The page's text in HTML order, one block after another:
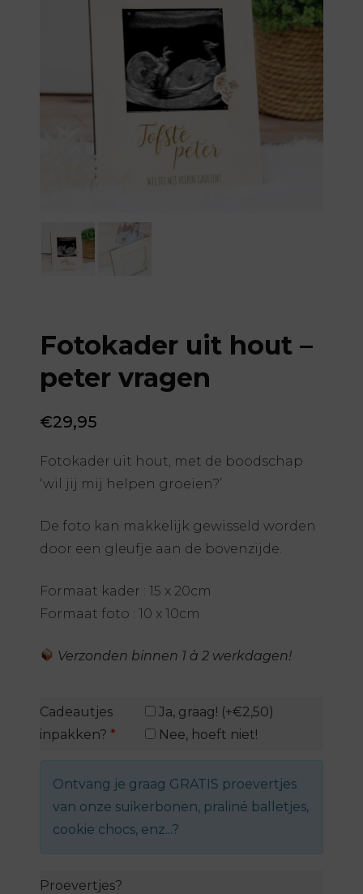
Fotokader uit hout –
peter vragen
€29,95
Fotokader uit hout, met de boodschap
‘wil jij mij helpen groeien?’
De foto kan makkelijk gewisseld worden
door een gleufje aan de bovenzijde.
Formaat kader : 15 x 20cm
Formaat foto : 10 x 10cm
Verzonden binnen 1 à 2 werkdagen!
Cadeautjes
inpakken? *
Ja, graag! (+€2,50)
Nee, hoeft niet!
Ontvang je graag GRATIS proevertjes
van onze suikerbonen, praliné balletjes,
cookie chocs, enz...?
Proevertjes?